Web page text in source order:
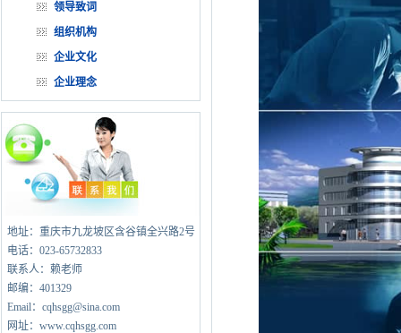
领导致词
组织机构
企业文化
企业理念
地址：重庆市九龙坡区含谷镇全兴路2号
电话：023-65732833
联系人：赖老师
邮编：401329
Email：cqhsgg@sina.com
网址：www.cqhsgg.com